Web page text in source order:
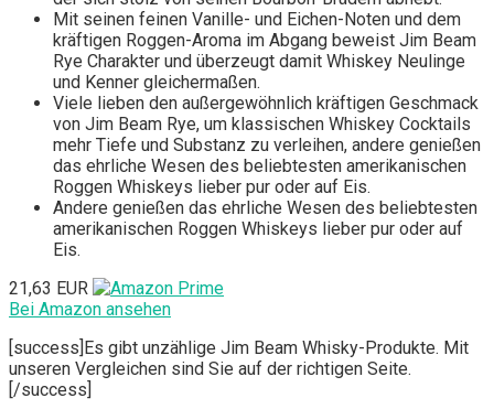
Mit seinen feinen Vanille- und Eichen-Noten und dem
kräftigen Roggen-Aroma im Abgang beweist Jim Beam
Rye Charakter und überzeugt damit Whiskey Neulinge
und Kenner gleichermaßen.
Viele lieben den außergewöhnlich kräftigen Geschmack
von Jim Beam Rye, um klassischen Whiskey Cocktails
mehr Tiefe und Substanz zu verleihen, andere genießen
das ehrliche Wesen des beliebtesten amerikanischen
Roggen Whiskeys lieber pur oder auf Eis.
Andere genießen das ehrliche Wesen des beliebtesten
amerikanischen Roggen Whiskeys lieber pur oder auf
Eis.
21,63 EUR
Bei Amazon ansehen
[success]Es gibt unzählige Jim Beam Whisky-Produkte. Mit
unseren Vergleichen sind Sie auf der richtigen Seite.
[/success]